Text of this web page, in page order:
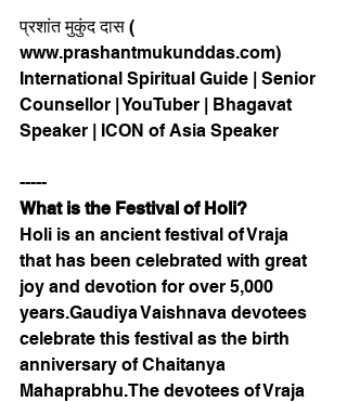
प्रशांत मुकुंद दास (
www.prashantmukunddas.com)
International Spiritual Guide | Senior
Counsellor | YouTuber | Bhagavat
Speaker | ICON of Asia Speaker
-----
What is the Festival of Holi?
Holi is an ancient festival of Vraja
that has been celebrated with great
joy and devotion for over 5,000
years.Gaudiya Vaishnava devotees
celebrate this festival as the birth
anniversary of Chaitanya
Mahaprabhu.The devotees of Vraja